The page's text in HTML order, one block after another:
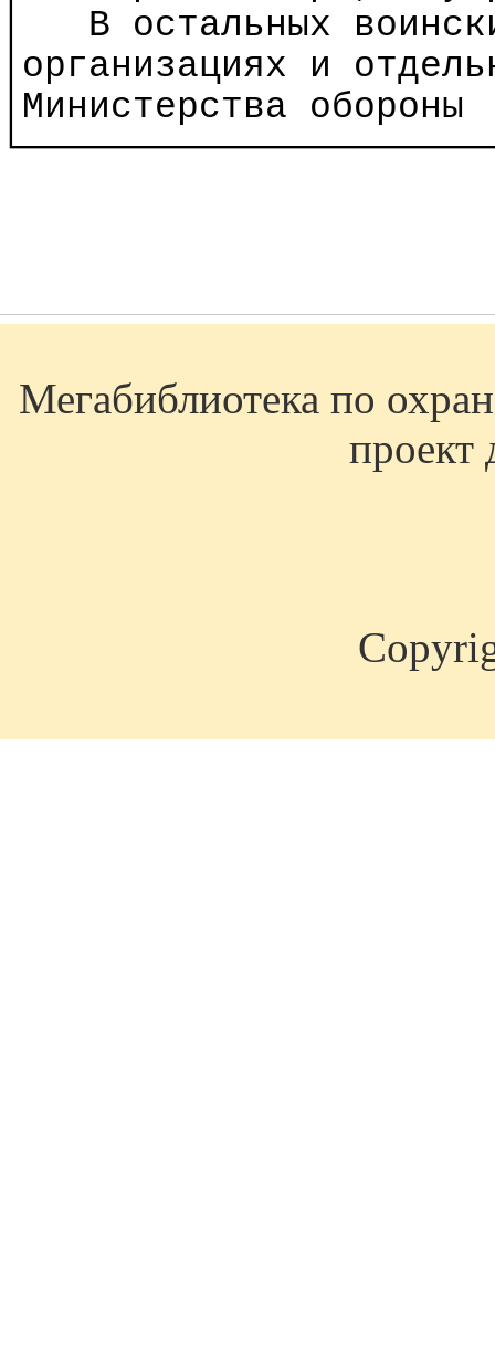
В остальных
организациях и
│Министерства обороны
Мегабиблиотека по
проект